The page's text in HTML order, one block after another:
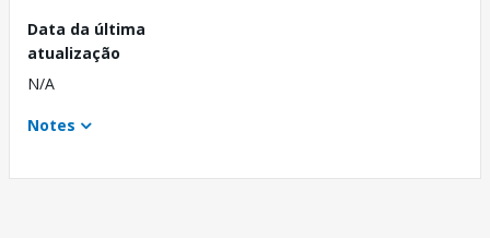
Data da última
atualização
N/A
Notes